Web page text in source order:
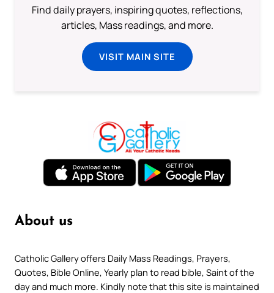
Find daily prayers, inspiring quotes, reflections,
articles, Mass readings, and more.
VISIT MAIN SITE
About us
Catholic Gallery offers Daily Mass Readings, Prayers,
Quotes, Bible Online, Yearly plan to read bible, Saint of the
day and much more. Kindly note that this site is maintained